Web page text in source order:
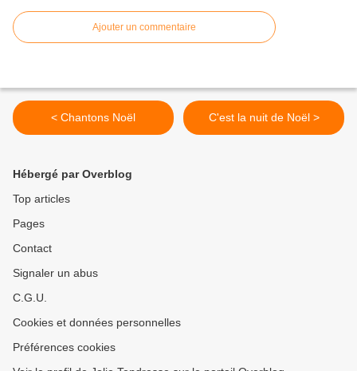
Ajouter un commentaire
< Chantons Noël C'est la nuit de Noël >
Hébergé par Overblog
Top articles
Pages
Contact
Signaler un abus
C.G.U.
Cookies et données personnelles
Préférences cookies